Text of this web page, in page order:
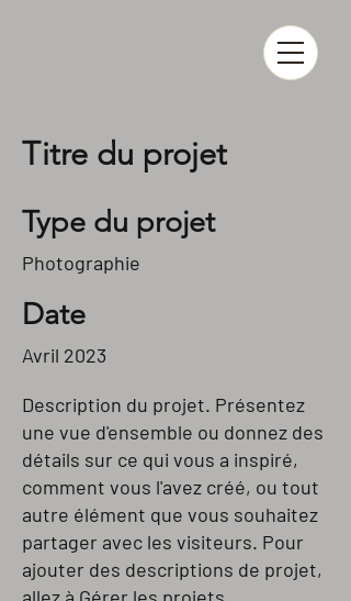
Titre du projet
Type du projet
Photographie
Date
Avril 2023
Description du projet. Présentez
une vue d'ensemble ou donnez des
détails sur ce qui vous a inspiré,
comment vous l'avez créé, ou tout
autre élément que vous souhaitez
partager avec les visiteurs. Pour
ajouter des descriptions de projet,